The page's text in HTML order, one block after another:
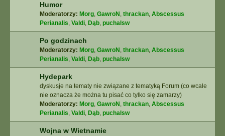
Humor
Moderatorzy: Morg, GawroN , thrackan, Abscessus
Perianalis, Valdi, Dąb, puchalsw
Po godzinach
Moderatorzy: Morg, GawroN , thrackan, Abscessus
Perianalis, Valdi, Dąb, puchalsw
Hydepark
dyskusje na tematy nie związane z tematyką Forum (co wcale
nie oznacza że można tu pisać co tylko się zamarzy)
Moderatorzy: Morg, GawroN , thrackan, Abscessus
Perianalis, Valdi, Dąb, puchalsw
Wojna w Wietnamie